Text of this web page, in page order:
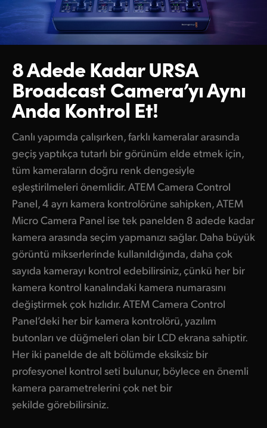
8 Adede Kadar URSA
Broadcast Camera’yı Aynı
Anda Kontrol Et!
Canlı yapımda çalışırken, farklı kameralar arasında
geçiş yaptıkça tutarlı bir görünüm elde etmek için,
tüm kameraların doğru renk dengesiyle
eşleştirilmeleri önemlidir. ATEM Camera Control
Panel, 4 ayrı kamera kontrolörüne sahipken, ATEM
Micro Camera Panel ise tek panelden 8 adede kadar
kamera arasında seçim yapmanızı sağlar. Daha büyük
görüntü mikserlerinde kullanıldığında, daha çok
sayıda kamerayı kontrol edebilirsiniz, çünkü her bir
kamera kontrol kanalındaki kamera numarasını
değiştirmek çok hızlıdır. ATEM Camera Control
Panel’deki her bir kamera kontrolörü, yazılım
butonları ve düğmeleri olan bir LCD ekrana sahiptir.
Her iki panelde de alt bölümde eksiksiz bir
profesyonel kontrol seti bulunur, böylece en önemli
kamera parametrelerini çok net bir
şekilde görebilirsiniz.